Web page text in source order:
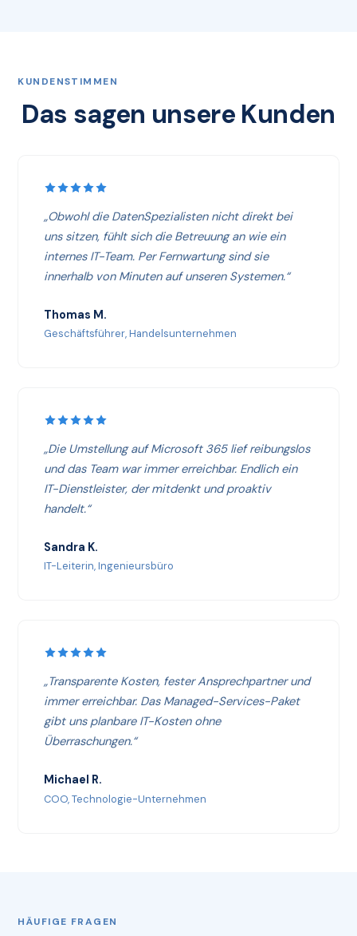
KUNDENSTIMMEN
Das sagen unsere Kunden
„Obwohl die DatenSpezialisten nicht direkt bei
uns sitzen, fühlt sich die Betreuung an wie ein
internes IT-Team. Per Fernwartung sind sie
innerhalb von Minuten auf unseren Systemen.“
Thomas M.
Geschäftsführer, Handelsunternehmen
„Die Umstellung auf Microsoft 365 lief reibungslos
und das Team war immer erreichbar. Endlich ein
IT-Dienstleister, der mitdenkt und proaktiv
handelt.“
Sandra K.
IT-Leiterin, Ingenieursbüro
„Transparente Kosten, fester Ansprechpartner und
immer erreichbar. Das Managed-Services-Paket
gibt uns planbare IT-Kosten ohne
Überraschungen.“
Michael R.
COO, Technologie-Unternehmen
HÄUFIGE FRAGEN